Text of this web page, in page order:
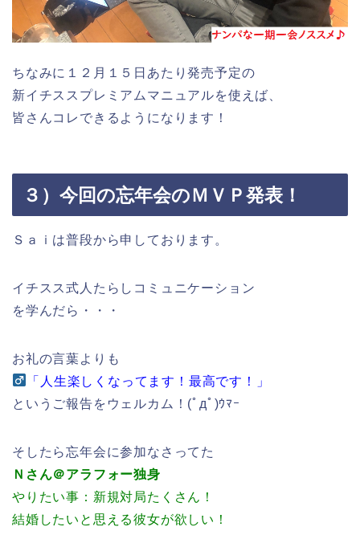
ちなみに１２月１５日あたり発売予定の
新イチススプレミアムマニュアルを使えば、
皆さんコレできるようになります！
３）今回の忘年会のＭＶＰ発表！
Ｓａｉは普段から申しております。
イチスス式人たらしコミュニケーション
を学んだら・・・
お礼の言葉よりも
「人生楽しくなってます！最高です！」
というご報告をウェルカム！(ﾟдﾟ)ｳﾏｰ
そしたら忘年会に参加なさってた
Ｎさん＠アラフォー独身
やりたい事：新規対局たくさん！
結婚したいと思える彼女が欲しい！